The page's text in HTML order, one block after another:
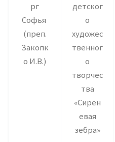
рг
Софья
(преп.
Закопк
о И.В.)
детског
о
художес
твенног
о
творчес
тва
«Сирен
евая
зебра»